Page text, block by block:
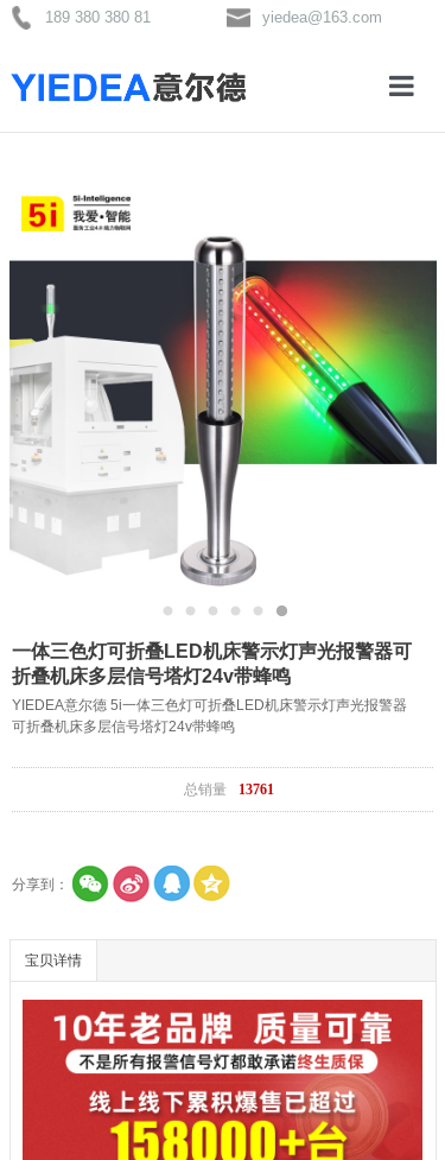
189 380 380 81 yiedea@163.com
一体三色灯可折叠LED机床警示灯声光报警器可
折叠机床多层信号塔灯24v带蜂鸣
YIEDEA意尔德 5i一体三色灯可折叠LED机床警示灯声光报警器
可折叠机床多层信号塔灯24v带蜂鸣
总销量 13761
分享到：
宝贝详情